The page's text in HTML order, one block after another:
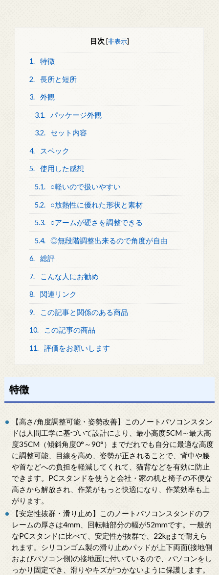
目次 [非表示]
1. 特徴
2. 長所と短所
3. 外観
3.1. パッケージ外観
3.2. セット内容
4. スペック
5. 使用した感想
5.1. ○軽いので扱いやすい
5.2. ○放熱性に優れた形状と素材
5.3. ○アームが硬さを調整できる
5.4. ◎無段階調整出来るので角度が自由
6. 総評
7. こんな人にお勧め
8. 関連リンク
9. この記事と関係のある商品
10. この記事の商品
11. 評価をお願いします
特徴
【高さ/角度調整可能・姿勢改善】このノートパソコンスタン
ドは人間工学に基づいて設計により、最小高度5CM～最大高
度35CM（傾斜角度0°～90°）までだれでも自分に最適な高度
に調整可能、目線を高め、姿勢が正されることで、背中や腰
や首などへの負担を軽減してくれて、猫背などを有効に防止
できます。PCスタンドを使うと会社・家の机と椅子の不便な
高さから解放され、作業がもっと快適になり、作業効率も上
がります。
【安定性抜群・滑り止め】このノートパソコンスタンドのフ
レームの厚さは4mm、回転軸部分の幅が52mmです。一般的
なPCスタンドに比べて、安定性が抜群で、22kgまで耐えら
れます。シリコンゴム製の滑り止めパッドが上下両面(接地側
およびパソコン側)の接地面に付いているので、パソコンをし
っかり固定でき、滑りやキズがつかないように保護します。